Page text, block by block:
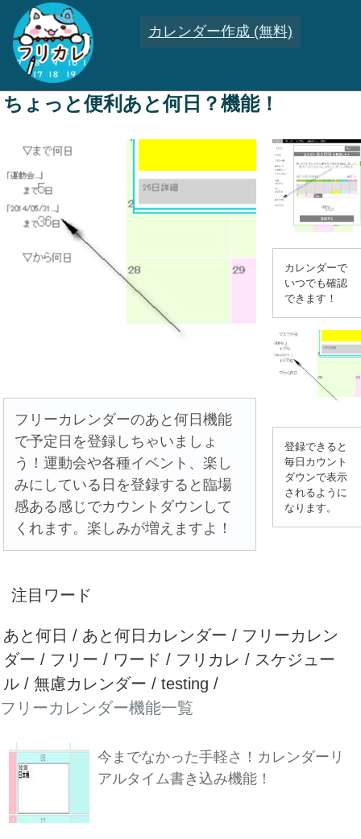
カレンダー作成 (無料)
ちょっと便利あと何日？機能！
フリーカレンダーのあと何日機能
で予定日を登録しちゃいましょ
う！運動会や各種イベント、楽し
みにしている日を登録すると臨場
感ある感じでカウントダウンして
くれます。楽しみが増えますよ！
カレンダーで
いつでも確認
できます！
登録できると
毎日カウント
ダウンで表示
されるように
なります。
注目ワード
あと何日 / あと何日カレンダー / フリーカレン
ダー / フリー / ワード / フリカレ / スケジュー
ル / 無慮カレンダー / testing /
フリーカレンダー機能一覧
今までなかった手軽さ！カレンダーリ
アルタイム書き込み機能！